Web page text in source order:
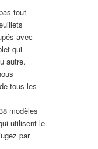
tout
avec
qui
autre.
tous les
modèles
utilisent le
par